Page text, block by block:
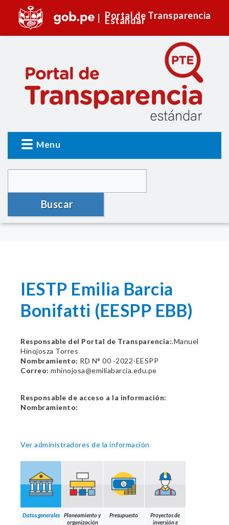
Portal de Transparencia
Estándar
Menu
Buscar
IESTP Emilia Barcia
Bonifatti (EESPP EBB)
Responsable del Portal de Transparencia:.Manuel
Hinojosza Torres
Nombramiento: RD N° 00 -2022-EESPP
Correo: mhinojosa@emiliabarcia.edu.pe
Responsable de acceso a la información:
Nombramiento:
Ver administradores de la información
Datos generales
Planeamiento y
organización
Presupuesto
Proyectos de
inversión e